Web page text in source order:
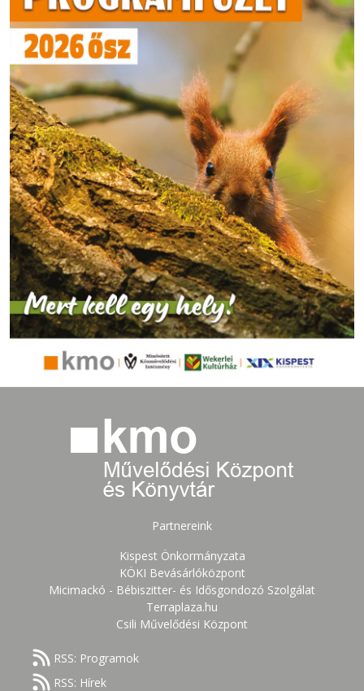
Partnereink
Kispest Önkormányzata
KÖKI Bevásárlóközpont
Micimackó - Bébiszitter- és Idősgondozó Szolgálat
Terraplaza.hu
Csili Művelődési Központ
RSS: Programok
RSS: Hírek